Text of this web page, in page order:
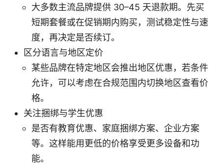
大多数主流品牌提供 30–45 天退款期。先买
短期套餐或在促销期内购买，测试稳定性与速
度，再决定是否续订。
区分语言与地区定价
某些品牌在特定地区会推出地区优惠，若条件
允许，可以考虑在合规范围内切换地区查看价
格。
关注捆绑与学生优惠
是否有教育优惠、家庭捆绑方案、企业方案
等。这样能用更低的价格享受更多设备和功
能。